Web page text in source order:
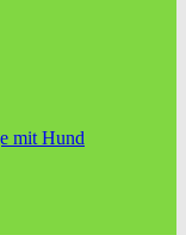
mit Hund